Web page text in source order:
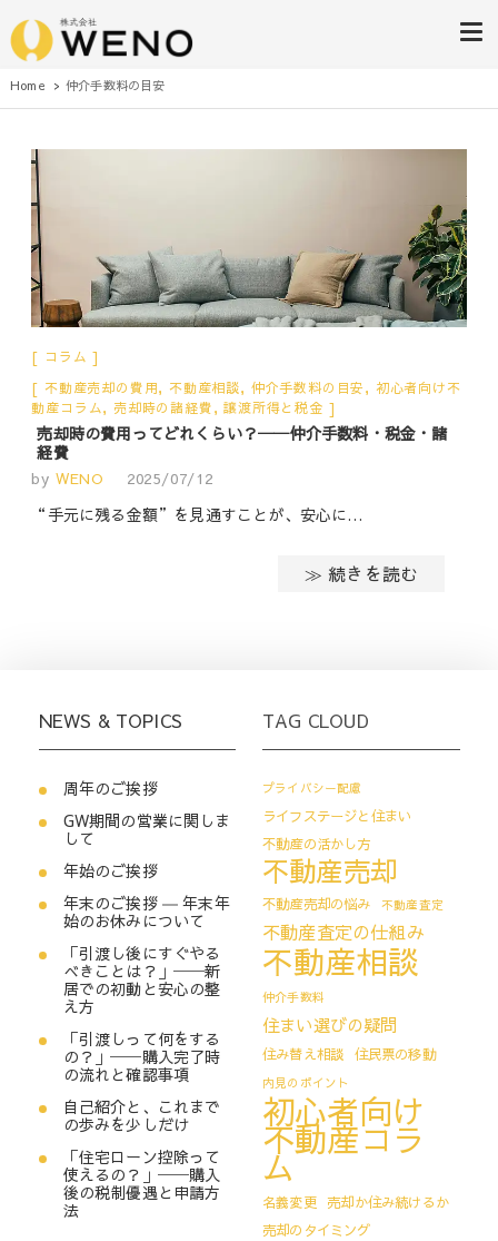
株式会社WENO
Home 仲介手数料の目安
コラム
不動産売却の費用,不動産相談, 仲介手数料の目安, 初心者向け不
動産コラム, 売却時の諸経費,譲渡所得と税金
売却時の費用ってどれくらい？──仲介手数料・税金・諸
経費
by WENO 2025/07/12
“手元に残る金額”を見通すことが、安心に…
≫ 続きを読む
NEWS & TOPICS
周年のご挨拶
GW期間の営業に関しま
して
年始のご挨拶
年末のご挨拶 ― 年末年
始のお休みについて
「引渡し後にすぐやる
べきことは？」──新
居での初動と安心の整
え方
「引渡しって何をする
の？」──購入完了時
の流れと確認事項
自己紹介と、これまで
の歩みを少しだけ
「住宅ローン控除って
使えるの？」──購入
後の税制優遇と申請方
法
TAG CLOUD
プライバシー配慮
ライフステージと住まい
不動産の活かし方
不動産売却
不動産売却の悩み 不動産査定
不動産査定の仕組み
不動産相談
仲介手数料
住まい選びの疑問
住み替え相談 住民票の移動
内見のポイント
初心者向け
不動産コラ
ム
名義変更 売却か住み続けるか
売却のタイミング